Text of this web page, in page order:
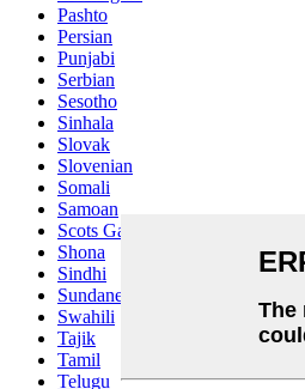
Pashto
Persian
Punjabi
Serbian
Sesotho
Sinhala
Slovak
Slovenian
Somali
Samoan
Scots Gaelic
Shona
Sindhi
Sundanese
Swahili
Tajik
Tamil
Telugu